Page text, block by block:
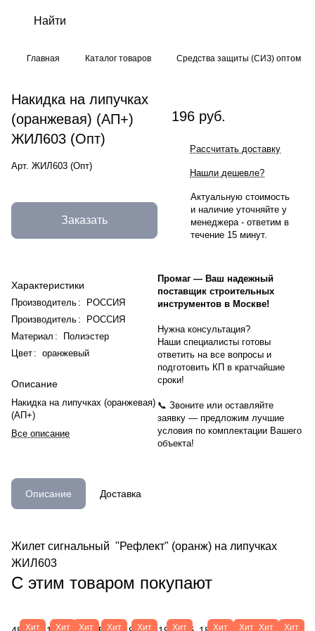
Главная Каталог товаров Средства защиты (СИЗ) оптом
Накидка на липучках
(оранжевая) (АП+)
ЖИЛ603 (Опт)
Арт. ЖИЛ603 (Опт)
Заказать
Характеристики
Производитель :
РОССИЯ
Производитель :
РОССИЯ
Материал :
Полиэстер
Цвет : оранжевый
Описание
Накидка на липучках (оранжевая)
(АП+)
Все описание
196 руб.
Рассчитать доставку
Нашли дешевле?
Актуальную стоимость
и наличие уточняйте у
менеджера - ответим в
течение 15 минут.
Промаг — Ваш надежный
поставщик строительных
инструментов в Москве!
Нужна консультация?
Наши специалисты готовы
ответить на все вопросы и
подготовить КП в кратчайшие
сроки!
📞 Звоните или оставляйте
заявку — предложим лучшие
условия по комплектации Вашего
объекта!
Описание Доставка
Жилет сигнальный "Рефлект" (оранж) на липучках
ЖИЛ603
С этим товаром покупают
Хит Хит Хит Хит Хит Хит Хит Хит Хит Хит